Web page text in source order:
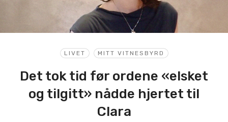
LIVET MITT VITNESBYRD
Det tok tid før ordene «elsket
og tilgitt» nådde hjertet til
Clara